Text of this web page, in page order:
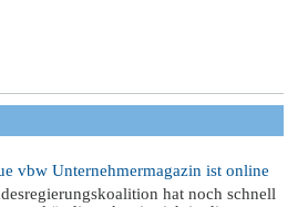
vbw Unternehmermagazin ist online
hat noch schnell